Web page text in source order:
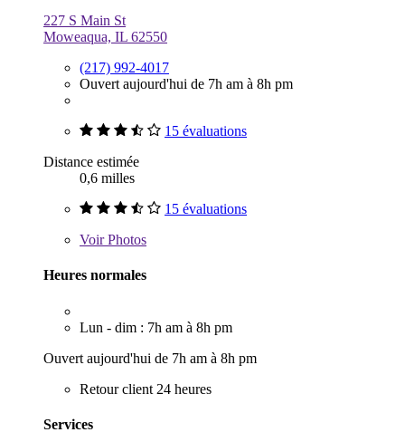
227 S Main St
Moweaqua, IL 62550
(217) 992-4017
Ouvert aujourd'hui de 7h am à 8h pm
15 évaluations
Distance estimée
0,6 milles
15 évaluations
VoirPhotos
Heures normales
Lun - dim : 7h am à 8h pm
Ouvert aujourd'hui de 7h am à 8h pm
Retour client 24 heures
Services